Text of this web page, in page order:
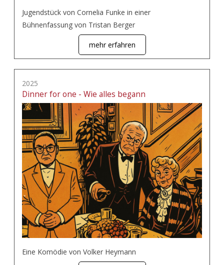
Jugendstück von Cornelia Funke in einer
Bühnenfassung von Tristan Berger
mehr erfahren
2025
Dinner for one - Wie alles begann
Eine Komödie von Volker Heymann